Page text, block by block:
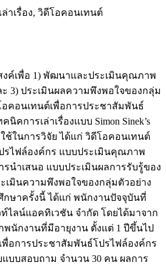
าเรื่อง, วิดีโอคอนเทนต์
งค์เพื่อ 1) พัฒนาและประเมินคุณภาพ
3) ประเมินผลความพึงพอใจของกลุ่ม
คอนเทนต์เพื่อการประชาสัมพันธ์
คการเล่าเรื่องเเบบ Simon Sinek’s
ใช้ในการวิจัย ได้แก่ วิดีโอคอนเทนต์
รไฟล์องค์กร แบบประเมินคุณภาพ
นำเสนอ แบบประเมินผลการรับรู้ของ
เมินความพึงพอใจของกลุ่มตัวอย่าง
กษาครั้งนี้ ได้แก่ พนักงานปัจจุบันที่
ไลน์แอคทิเวชัน จำกัด โดยได้มาจาก
พนักงานที่มีอายุงาน ตั้งแต่ 1 ปีขึ้นไป
อการประชาสัมพันธ์โปรไฟล์องค์กร
บสอบถาม จำนวน 30 คน ผลการ